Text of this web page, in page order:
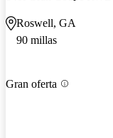
Roswell, GA
90 millas
Gran oferta